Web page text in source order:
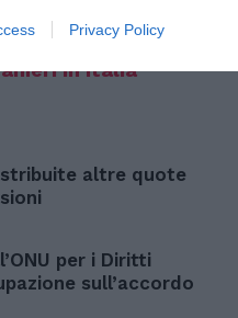
Privacy Policy
in Italia
altre quote
per i Diritti
sull’accordo